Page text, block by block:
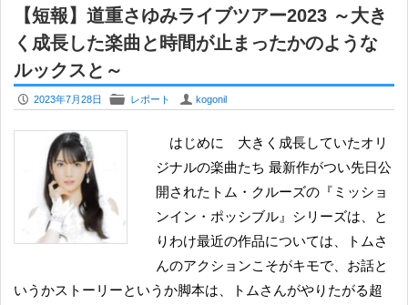
【短報】道重さゆみライブツアー2023 ～大き
く成長した楽曲と時間が止まったかのような
ルックスと～
P 2023年7月28日 F レポート U kogonil
はじめに 大きく成長していたオリ
ジナルの楽曲たち 最新作がつい先日公
開されたトム・クルーズの『ミッショ
ンイン・ポッシブル』シリーズは、と
りわけ最近の作品については、トムさ
んのアクションこそがキモで、お話と
いうかストーリーというか脚本は、トムさんがやりたがる超